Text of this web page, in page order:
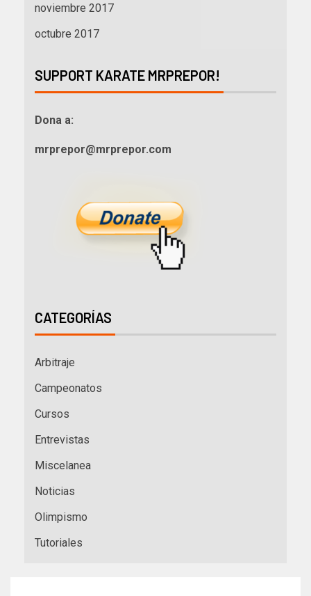
noviembre 2017
octubre 2017
SUPPORT KARATE MRPREPOR!
Dona a:
mrprepor@mrprepor.com
CATEGORÍAS
Arbitraje
Campeonatos
Cursos
Entrevistas
Miscelanea
Noticias
Olimpismo
Tutoriales